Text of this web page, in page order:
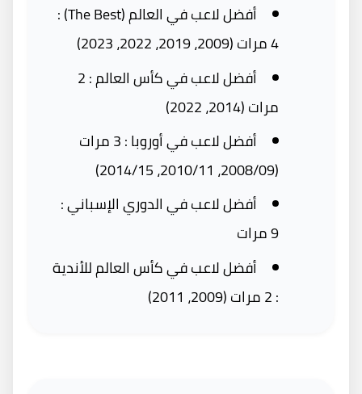
أفضل لاعب في العالم (The Best) :
4 مرات (2009، 2019، 2022، 2023)
أفضل لاعب في كأس العالم : 2
مرات (2014، 2022)
أفضل لاعب في أوروبا : 3 مرات
(2008/09، 2010/11، 2014/15)
أفضل لاعب في الدوري الإسباني :
9 مرات
أفضل لاعب في كأس العالم للأندية
: 2 مرات (2009، 2011)